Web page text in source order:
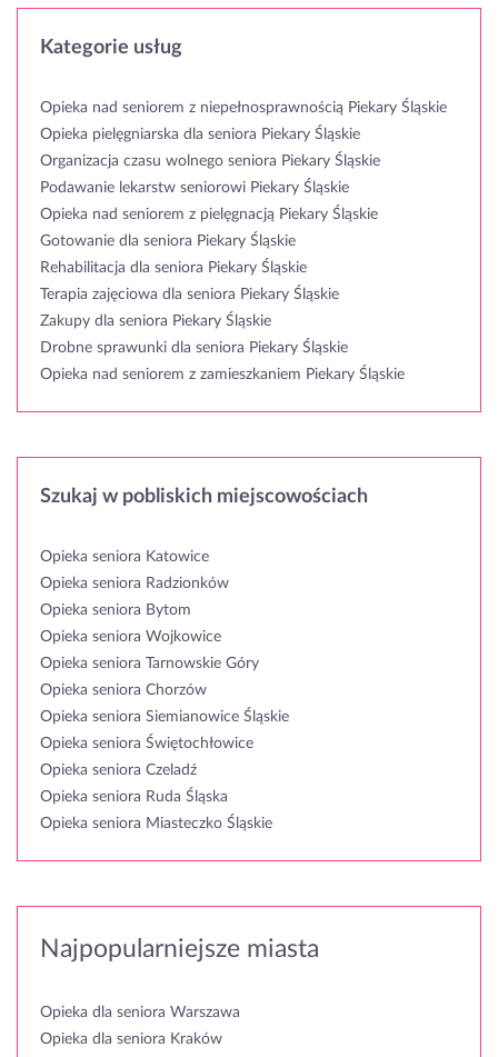
Kategorie usług
Opieka nad seniorem z niepełnosprawnością Piekary Śląskie
Opieka pielęgniarska dla seniora Piekary Śląskie
Organizacja czasu wolnego seniora Piekary Śląskie
Podawanie lekarstw seniorowi Piekary Śląskie
Opieka nad seniorem z pielęgnacją Piekary Śląskie
Gotowanie dla seniora Piekary Śląskie
Rehabilitacja dla seniora Piekary Śląskie
Terapia zajęciowa dla seniora Piekary Śląskie
Zakupy dla seniora Piekary Śląskie
Drobne sprawunki dla seniora Piekary Śląskie
Opieka nad seniorem z zamieszkaniem Piekary Śląskie
Szukaj w pobliskich miejscowościach
Opieka seniora Katowice
Opieka seniora Radzionków
Opieka seniora Bytom
Opieka seniora Wojkowice
Opieka seniora Tarnowskie Góry
Opieka seniora Chorzów
Opieka seniora Siemianowice Śląskie
Opieka seniora Świętochłowice
Opieka seniora Czeladź
Opieka seniora Ruda Śląska
Opieka seniora Miasteczko Śląskie
Najpopularniejsze miasta
Opieka dla seniora Warszawa
Opieka dla seniora Kraków